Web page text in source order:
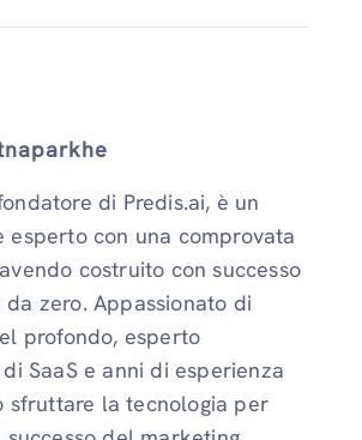
di Predis.ai, è un
esperto con una comprovata
costruito con successo
zero. Appassionato di
profondo, esperto
SaaS e anni di esperienza
sfruttare la tecnologia per